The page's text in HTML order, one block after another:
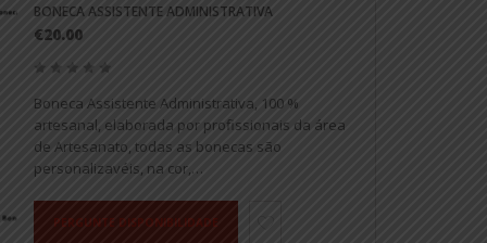
BONECA ASSISTENTE ADMINISTRATIVA
€20.00
Boneca Assistente Administrativa, 100 %
artesanal, elaborada por profissionais da área
de Artesanato, todas as bonecas são
personalizavéis, na cor,…
PERGUNTE DISPONIBILIDADE